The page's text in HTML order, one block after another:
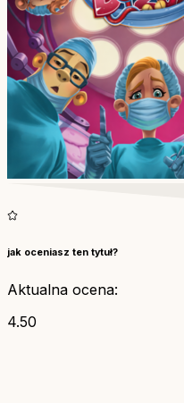
jak oceniasz ten tytuł?
Aktualna ocena:
4.50